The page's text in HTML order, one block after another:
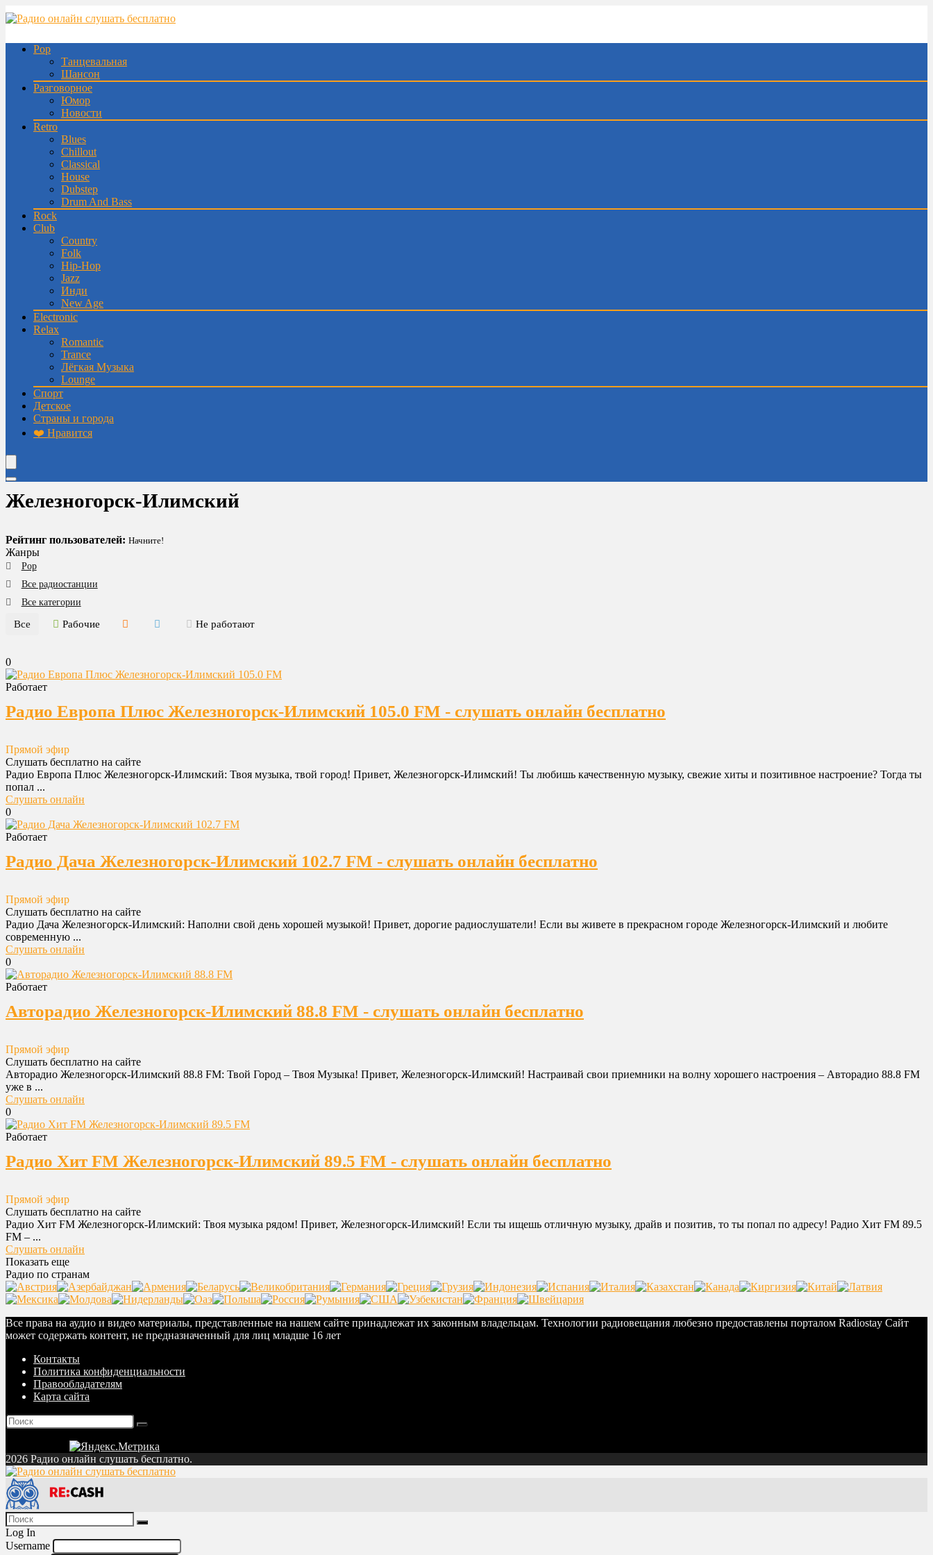
Pop
Танцевальная
Шансон
Разговорное
Юмор
Новости
Retro
Blues
Chillout
Classical
House
Dubstep
Drum And Bass
Rock
Club
Country
Folk
Hip-Hop
Jazz
Инди
New Age
Electronic
Relax
Romantic
Trance
Лёгкая Музыка
Lounge
Спорт
Детское
Страны и города
❤️ Нравится
Железногорск-Илимский
Рейтинг пользователей: Начните!
Жанры
Pop
Все радиостанции
Все категории
Все Рабочие Не работают
0
Работает
Радио Европа Плюс Железногорск-Илимский 105.0 FM - слушать онлайн бесплатно
Прямой эфир
Слушать бесплатно на сайте
Радио Европа Плюс Железногорск-Илимский: Твоя музыка, твой город! Привет, Железногорск-Илимский! Ты любишь качественную музыку, свежие хиты и позитивное настроение? Тогда ты
попал ...
Слушать онлайн
0
Работает
Радио Дача Железногорск-Илимский 102.7 FM - слушать онлайн бесплатно
Прямой эфир
Слушать бесплатно на сайте
Радио Дача Железногорск-Илимский: Наполни свой день хорошей музыкой! Привет, дорогие радиослушатели! Если вы живете в прекрасном городе Железногорск-Илимский и любите
современную ...
Слушать онлайн
0
Работает
Авторадио Железногорск-Илимский 88.8 FM - слушать онлайн бесплатно
Прямой эфир
Слушать бесплатно на сайте
Авторадио Железногорск-Илимский 88.8 FM: Твой Город – Твоя Музыка! Привет, Железногорск-Илимский! Настраивай свои приемники на волну хорошего настроения – Авторадио 88.8 FM
уже в ...
Слушать онлайн
0
Работает
Радио Хит FM Железногорск-Илимский 89.5 FM - слушать онлайн бесплатно
Прямой эфир
Слушать бесплатно на сайте
Радио Хит FM Железногорск-Илимский: Твоя музыка рядом! Привет, Железногорск-Илимский! Если ты ищешь отличную музыку, драйв и позитив, то ты попал по адресу! Радио Хит FM 89.5
FM – ...
Слушать онлайн
Показать еще
Радио по странам
Все права на аудио и видео материалы, представленные на нашем сайте принадлежат их законным владельцам. Технологии радиовещания любезно предоставлены порталом Radiostay Сайт
может содержать контент, не предназначенный для лиц младше 16 лет
Контакты
Политика конфиденциальности
Правообладателям
Карта сайта
2026 Радио онлайн слушать бесплатно.
Log In
Username